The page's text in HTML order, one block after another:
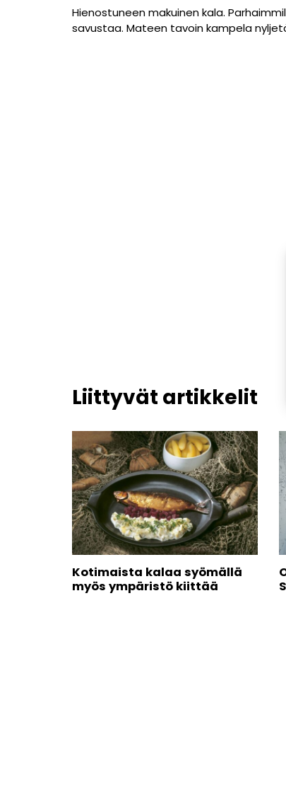
Hienostuneen makuinen kala.
savustaa. Mateen tavoin kampela
Liittyvät artikkelit
Kotimaista kalaa syömällä
myös ympäristö kiittää